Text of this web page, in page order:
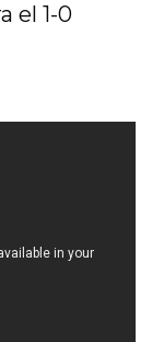
el 1-0